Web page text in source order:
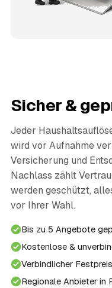
Sicher &
Jeder
wird vor Aufnahme
Versicherung und
Nachlass zählt
werden geschützt,
vor Ihrer Wahl.
Bis zu 5 Angebote
Kostenlose &
Verbindlicher
Regionale Anbieter in